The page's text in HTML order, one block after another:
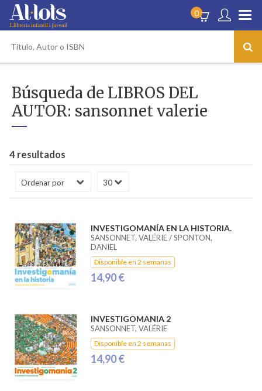
0
Búsqueda de LIBROS DEL
AUTOR: sansonnet valerie
4 resultados
INVESTIGOMANÍA EN LA HISTORIA.
SANSONNET, VALÉRIE / SPONTON,
DANIEL
Disponible en 2 semanas
14,90 €
INVESTIGOMANIA 2
SANSONNET, VALÉRIE
Disponible en 2 semanas
14,90 €